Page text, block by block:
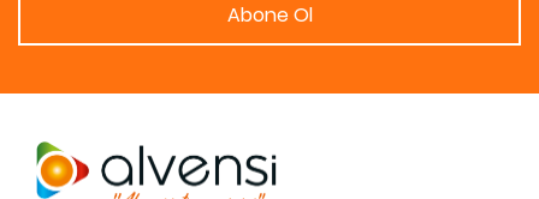
Abone Ol